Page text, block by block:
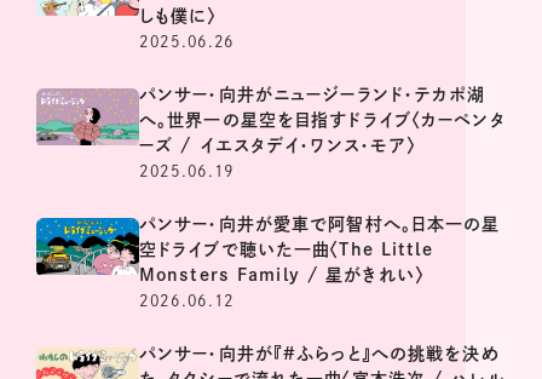
しも僕に〉
2025.06.26
パンサー・向井がニュージーランド・テカポ湖
へ。世界一の星空を目指すドライブ〈カーペンタ
ーズ / イエスタデイ・ワンス・モア〉
2025.06.19
パンサー・向井が愛車で阿智村へ。日本一の星
空ドライブで聴いた一曲〈The Little
Monsters Family / 星がきれい〉
2026.06.12
パンサー・向井が『#ふらっと』への挑戦を決め